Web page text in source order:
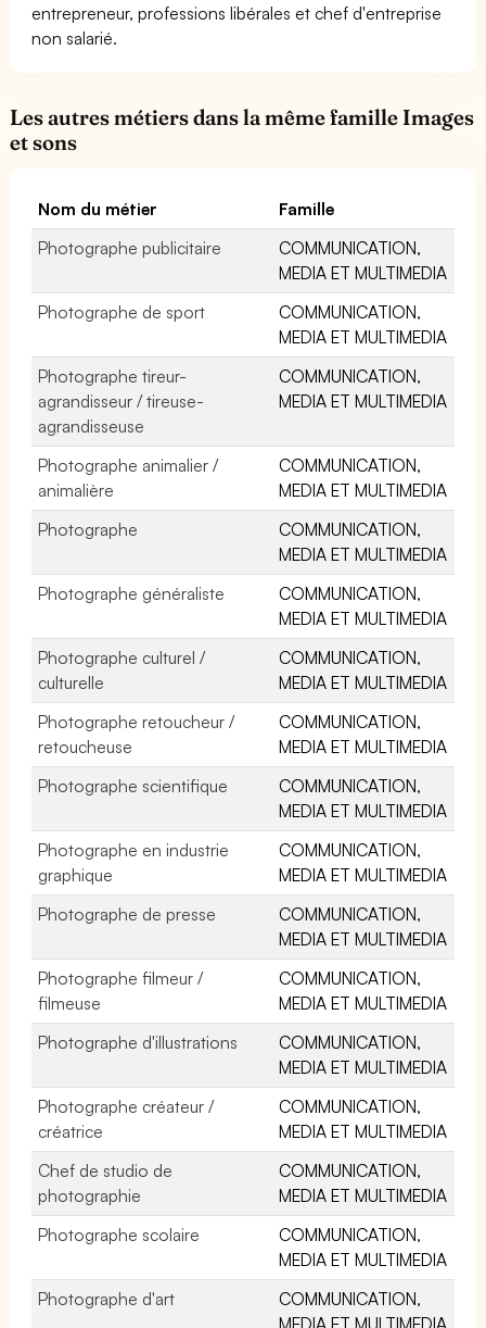
entrepreneur, professions libérales et chef d'entreprise
non salarié.
Les autres métiers dans la même famille Images
et sons
Nom du métier
Famille
Photographe publicitaire
COMMUNICATION,
MEDIA ET MULTIMEDIA
Photographe de sport
COMMUNICATION,
MEDIA ET MULTIMEDIA
Photographe tireur-
agrandisseur / tireuse-
agrandisseuse
COMMUNICATION,
MEDIA ET MULTIMEDIA
Photographe animalier /
animalière
COMMUNICATION,
MEDIA ET MULTIMEDIA
Photographe
COMMUNICATION,
MEDIA ET MULTIMEDIA
Photographe généraliste
COMMUNICATION,
MEDIA ET MULTIMEDIA
Photographe culturel /
culturelle
COMMUNICATION,
MEDIA ET MULTIMEDIA
Photographe retoucheur /
retoucheuse
COMMUNICATION,
MEDIA ET MULTIMEDIA
Photographe scientifique
COMMUNICATION,
MEDIA ET MULTIMEDIA
Photographe en industrie
graphique
COMMUNICATION,
MEDIA ET MULTIMEDIA
Photographe de presse
COMMUNICATION,
MEDIA ET MULTIMEDIA
Photographe filmeur /
filmeuse
COMMUNICATION,
MEDIA ET MULTIMEDIA
Photographe d'illustrations
COMMUNICATION,
MEDIA ET MULTIMEDIA
Photographe créateur /
créatrice
COMMUNICATION,
MEDIA ET MULTIMEDIA
Chef de studio de
photographie
COMMUNICATION,
MEDIA ET MULTIMEDIA
Photographe scolaire
COMMUNICATION,
MEDIA ET MULTIMEDIA
Photographe d'art
COMMUNICATION,
MEDIA ET MULTIMEDIA